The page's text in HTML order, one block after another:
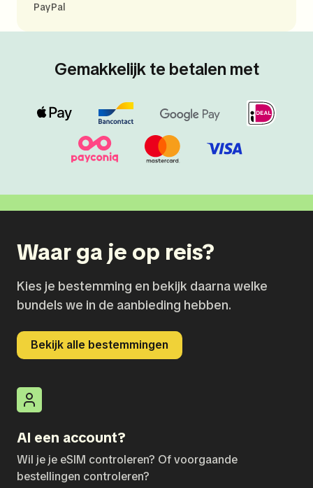
PayPal
Gemakkelijk te betalen met
Waar ga je op reis?
Kies je bestemming en bekijk daarna welke
bundels we in de aanbieding hebben.
Bekijk alle bestemmingen
Al een account?
Wil je je eSIM controleren? Of voorgaande
bestellingen controleren?